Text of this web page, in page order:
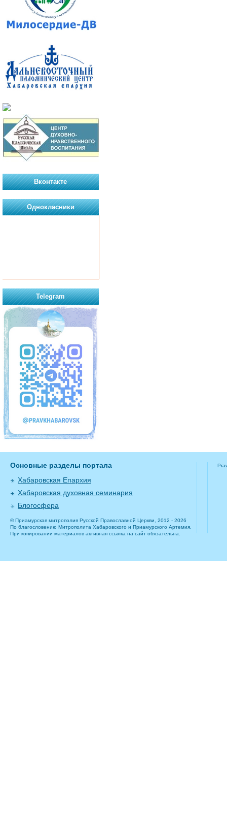
Вконтакте
Однокласники
Telegram
Основные разделы портала
Хабаровская Епархия
Хабаровская духовная семинария
Блогосфера
© Приамурская митрополия Русской Православной Церкви, 2012 - 2026
По благословению Митрополита Хабаровского и Приамурского Артемия.
При копировании материалов активная ссылка на сайт обязательна.